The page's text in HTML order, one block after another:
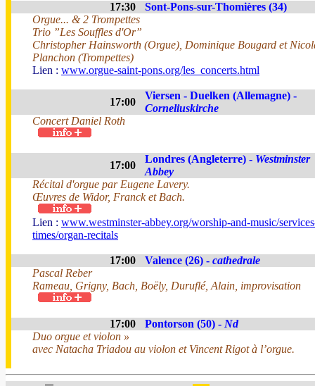
17:30
Sont-Pons-sur-Thomières (34)
Orgue... & 2 Trompettes
Trio ”Les Souffles d'Or”
Christopher Hainsworth (Orgue), Dominique Bougard et
Planchon (Trompettes)
Lien : www.orgue-saint-pons.org/les_concerts.html
17:00
Viersen - Duelken (Allemagne) -
Corneliuskirche
Concert Daniel Roth
17:00
Londres (Angleterre) - Westminster
Abbey
Récital d'orgue par Eugene Lavery.
Œuvres de Widor, Franck et Bach.
Lien : www.westminster-abbey.org/worship-and-music/
times/organ-recitals
17:00 Valence (26) - cathedrale
Pascal Reber
Rameau, Grigny, Bach, Boëly, Duruflé, Alain, improvisation
17:00 Pontorson (50) - Nd
Duo orgue et violon »
avec Natacha Triadou au violon et Vincent Rigot à l’orgue.